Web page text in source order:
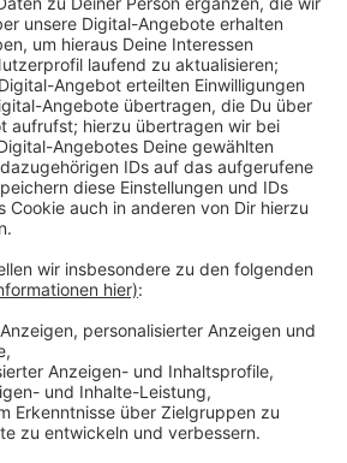
beide Kreise genauer
den bestehenden Fahrrad- und
basieren. Die GPX-Daten will
nötigen Infotafeln und das
seien Fördergelder nötig, teilt
der Kreisverwaltung mit. Ohne
Euskirchen das Gravelbike-
Kreistag über das Projekt